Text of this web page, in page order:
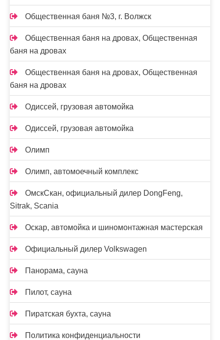
Общественная баня №3, г. Волжск
Общественная баня на дровах, Общественная
баня на дровах
Общественная баня на дровах, Общественная
баня на дровах
Одиссей, грузовая автомойка
Одиссей, грузовая автомойка
Олимп
Олимп, автомоечный комплекс
ОмскСкан, официальный дилер DongFeng,
Sitrak, Scania
Оскар, автомойка и шиномонтажная мастерская
Официальный дилер Volkswagen
Панорама, сауна
Пилот, сауна
Пиратская бухта, сауна
Политика конфиденциальности